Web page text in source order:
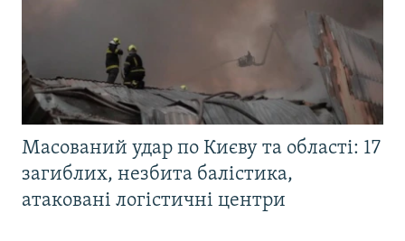
Масований удар по Києву та області: 17
загиблих, незбита балістика,
атаковані логістичні центри